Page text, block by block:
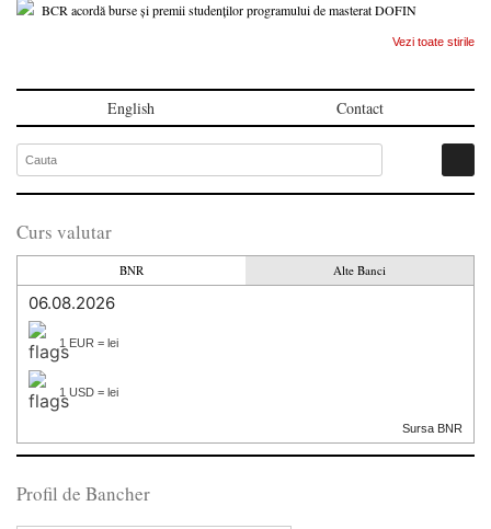
BCR acordă burse și premii studenților programului de masterat DOFIN
Vezi toate stirile
English Contact
Curs valutar
BNR Alte Banci
06.08.2026
1 EUR = lei
1 USD = lei
Sursa BNR
Profil de Bancher